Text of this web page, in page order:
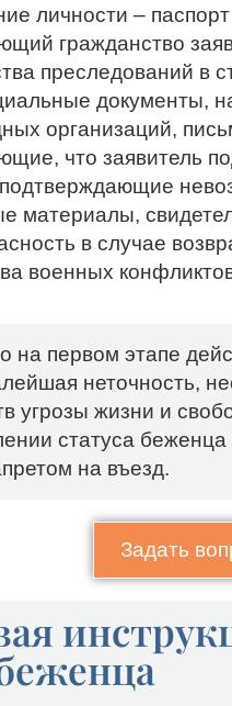
личности –
гражданство
преследований в
документы,
организаций,
что заявитель
материалы,
в случае
военных
на первом этапе
неточность,
угрозы жизни и
статуса
на въезд.
Задать